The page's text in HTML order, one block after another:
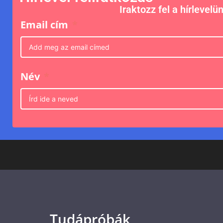
Iraktozz fel a
Email cím
Név
Tudápróbák